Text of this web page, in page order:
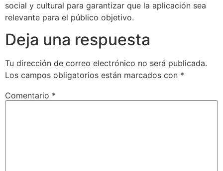
social y cultural para garantizar que la aplicación sea
relevante para el público objetivo.
Deja una respuesta
Tu dirección de correo electrónico no será publicada.
Los campos obligatorios están marcados con *
Comentario *